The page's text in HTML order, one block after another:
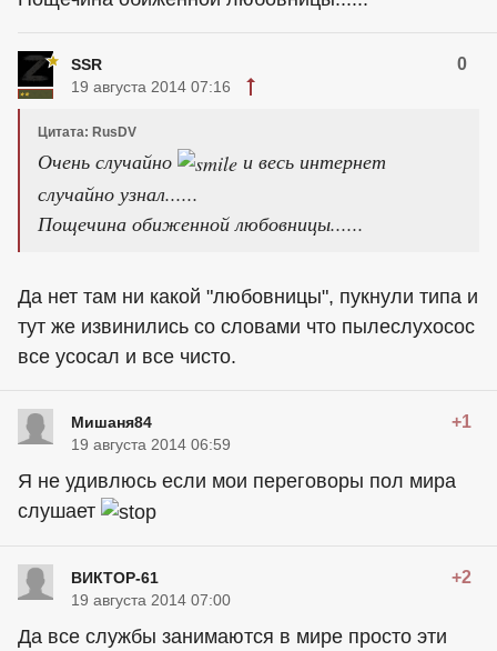
SSR 0
19 августа 2014 07:16
Цитата: RusDV
Очень случайно
и весь интернет
случайно узнал......
Пощечина обиженной любовницы......
Да нет там ни какой "любовницы", пукнули типа и
тут же извинились со словами что пылеслухосос
все усосал и все чисто.
Мишаня84 +1
19 августа 2014 06:59
Я не удивлюсь если мои переговоры пол мира
слушает
ВИКТОР-61 +2
19 августа 2014 07:00
Да все службы занимаются в мире просто эти